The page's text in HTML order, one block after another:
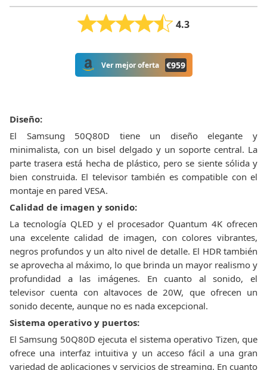
4.3
Ver mejor oferta €959
Diseño:
El Samsung 50Q80D tiene un diseño elegante y
minimalista, con un bisel delgado y un soporte central. La
parte trasera está hecha de plástico, pero se siente sólida y
bien construida. El televisor también es compatible con el
montaje en pared VESA.
Calidad de imagen y sonido:
La tecnología QLED y el procesador Quantum 4K ofrecen
una excelente calidad de imagen, con colores vibrantes,
negros profundos y un alto nivel de detalle. El HDR también
se aprovecha al máximo, lo que brinda un mayor realismo y
profundidad a las imágenes. En cuanto al sonido, el
televisor cuenta con altavoces de 20W, que ofrecen un
sonido decente, aunque no es nada excepcional.
Sistema operativo y puertos:
El Samsung 50Q80D ejecuta el sistema operativo Tizen, que
ofrece una interfaz intuitiva y un acceso fácil a una gran
variedad de aplicaciones y servicios de streaming. En cuanto